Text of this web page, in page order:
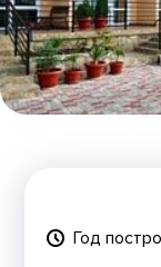
Год